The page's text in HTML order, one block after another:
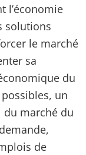
l’économie
solutions
le marché
sa
du
un
marché du
de